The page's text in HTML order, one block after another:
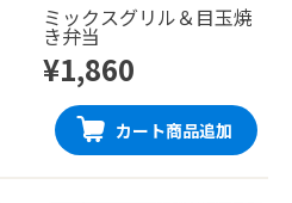
ミックスグリル＆目玉焼
き弁当
¥1,860
カート商品追加